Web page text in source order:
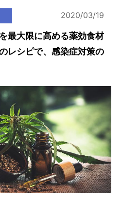
2020/03/19
最大限に高める薬効食材
レシピで、感染症対策の